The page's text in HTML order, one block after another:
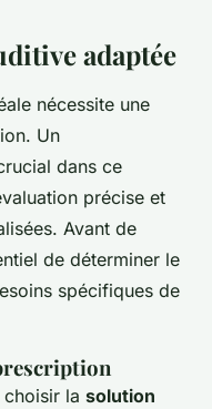
adaptée
nécessite une
Un
dans ce
précise et
Avant de
de déterminer le
spécifiques de
la solution